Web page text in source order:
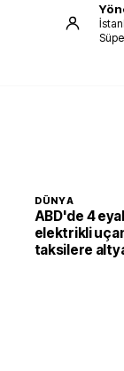
DÜNYA
ABD'de 4
elektrikli
taksilere